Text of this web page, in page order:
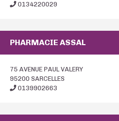
0134220029
PHARMACIE ASSAL
75 AVENUE PAUL VALERY
95200 SARCELLES
0139902663